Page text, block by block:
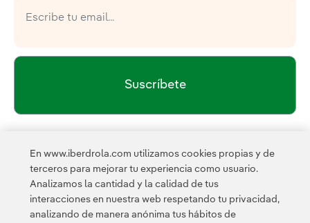
Suscríbete
He leído y acepto la
Newsletter
Enlace externo, se abre en ventana nueva.
Esta página está protegida por reCAPTCHA y se aplican la
Política de privacidad y los Términos de servicio
de
En www.iberdrola.com utilizamos cookies propias y de
terceros para mejorar tu experiencia como usuario.
Analizamos la cantidad y la calidad de tus
interacciones en nuestra web respetando tu privacidad,
analizando de manera anónima tus hábitos de